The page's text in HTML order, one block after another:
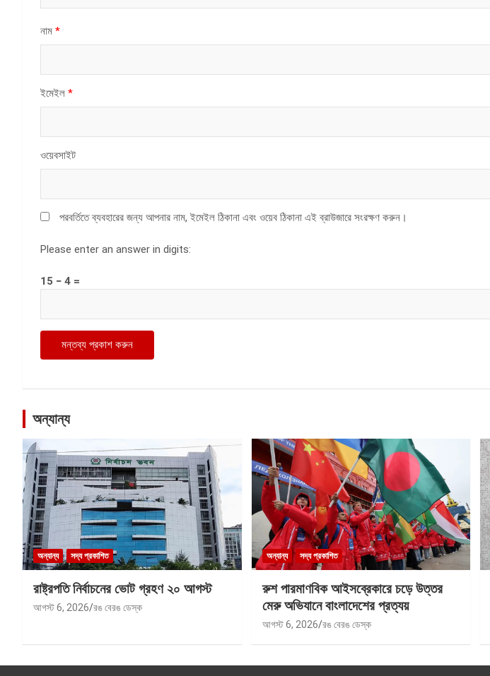
নাম *
ইমেইল *
ওয়েবসাইট
পরবর্তিতে ব্যবহারের জন্য আপনার নাম, ইমেইল ঠিকানা এবং ওয়েব ঠিকানা এই ব্রাউজারে সংরক্ষণ করুন।
Please enter an answer in digits:
15 − 4 =
অন্যান্য
অন্যান্য সদ্য প্রকাশিত
রাষ্ট্রপতি নির্বাচনের ভোট গ্রহণ ২০ আগস্ট
আগস্ট 6, 2026 রঙ বেরঙ ডেস্ক
অন্যান্য সদ্য প্রকাশিত
রুশ পারমাণবিক আইসব্রেকারে চড়ে উত্তর
মেরু অভিযানে বাংলাদেশের প্রত্যয়
আগস্ট 6, 2026 রঙ বেরঙ ডেস্ক